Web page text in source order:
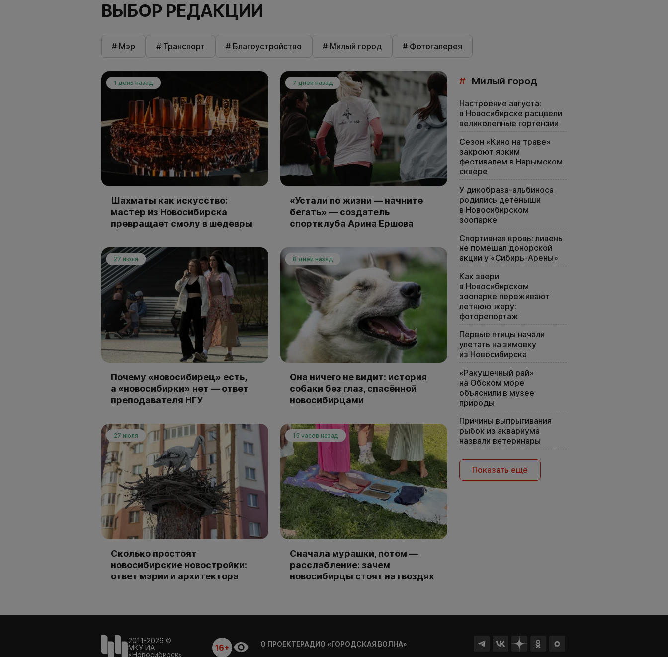
ВЫБОР РЕДАКЦИИ
# Мэр # Транспорт # Благоустройство # Милый город # Фотогалерея
1 день назад
Шахматы как искусство:
мастер из Новосибирска
превращает смолу в шедевры
7 дней назад
«Устали по жизни — начните
бегать» — создатель
спортклуба Арина Ершова
27 июля
Почему «новосибирец» есть,
а «новосибирки» нет — ответ
преподавателя НГУ
8 дней назад
Она ничего не видит: история
собаки без глаз, спасённой
новосибирцами
27 июля
Сколько простоят
новосибирские новостройки:
ответ мэрии и архитектора
15 часов назад
Сначала мурашки, потом —
расслабление: зачем
новосибирцы стоят на гвоздях
# Милый город
Настроение августа:
в Новосибирске расцвели
великолепные гортензии
Сезон «Кино на траве»
закроют ярким
фестивалем в Нарымском
сквере
У дикобраза-альбиноса
родились детёныши
в Новосибирском
зоопарке
Спортивная кровь: ливень
не помешал донорской
акции у «Сибирь-Арены»
Как звери
в Новосибирском
зоопарке переживают
летнюю жару:
фоторепортаж
Первые птицы начали
улетать на зимовку
из Новосибирска
«Ракушечный рай»
на Обском море
объяснили в музее
природы
Причины выпрыгивания
рыбок из аквариума
назвали ветеринары
Показать ещё
2011-2026 ©
МКУ ИА
«Новосибирск»
16+ О ПРОЕКТЕРАДИО «ГОРОДСКАЯ ВОЛНА»